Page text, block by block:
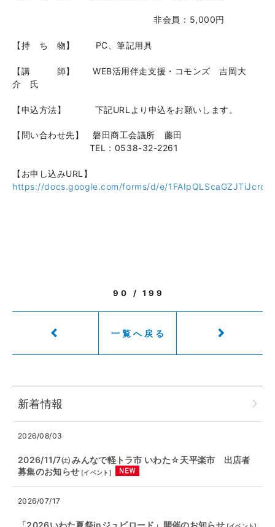
非会員：5,000円
【持 ち 物】 PC、筆記用具
【講 師】 WEB活用伴走支援・コモンズ 吉岡大
介 氏
【申込方法】 下記URLより申込をお願いします。
【問い合わせ先】 磐田商工会議所 藤田
TEL：0538-32-2261
【お申し込みURL】
https://docs.google.com/forms/d/e/
90 / 199
一覧へ戻る
新着情報
2026/08/03
2026/11/7㈯ みんなで軽トラ市 いわた☆天平楽市 出店者
募集のお知らせ [イベント ]
2026/07/17
「2026いわた夏祭inジュビロード」開催のお知らせ [イベント]